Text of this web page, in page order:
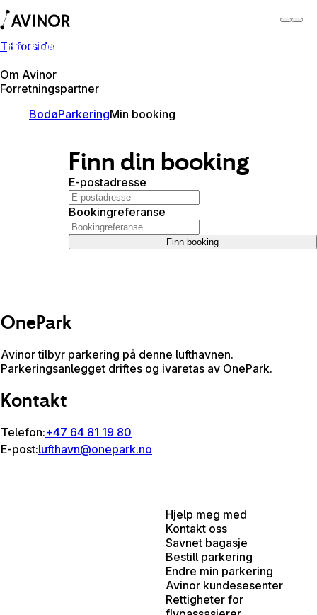
Til forside
Om Avinor
Forretningspartner
Bodø lufthavn
BodøParkeringMin booking
Finn din booking
E-postadresse
Bookingreferanse
Finn booking
OnePark
Avinor tilbyr parkering på denne lufthavnen.
Parkeringsanlegget driftes og ivaretas av OnePark.
Kontakt
Telefon:+47 64 81 19 80
E-post:lufthavn@onepark.no
Hjelp meg med
Kontakt oss
Savnet bagasje
Bestill parkering
Endre min parkering
Avinor kundesesenter
Rettigheter for